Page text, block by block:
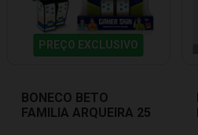
PREÇO EXCLUSIVO
BONECO BETO
FAMILIA ARQUEIRA 25